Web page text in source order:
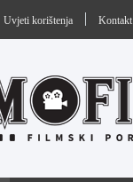
Uvjeti korištenja Kontakt